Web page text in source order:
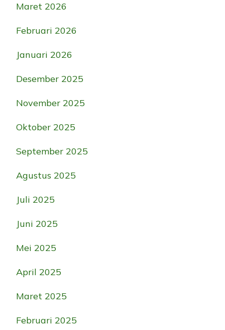
Maret 2026
Februari 2026
Januari 2026
Desember 2025
November 2025
Oktober 2025
September 2025
Agustus 2025
Juli 2025
Juni 2025
Mei 2025
April 2025
Maret 2025
Februari 2025